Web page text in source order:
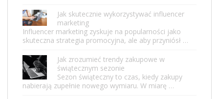
Jak skutecznie wykorzystywać influencer
marketing
Influencer marketing zyskuje na popularności jako
skuteczna strategia promocyjna, ale aby przyniósł …
Jak zrozumieć trendy zakupowe w
świątecznym sezonie
Sezon świąteczny to czas, kiedy zakupy
nabierają zupełnie nowego wymiaru. W miarę …